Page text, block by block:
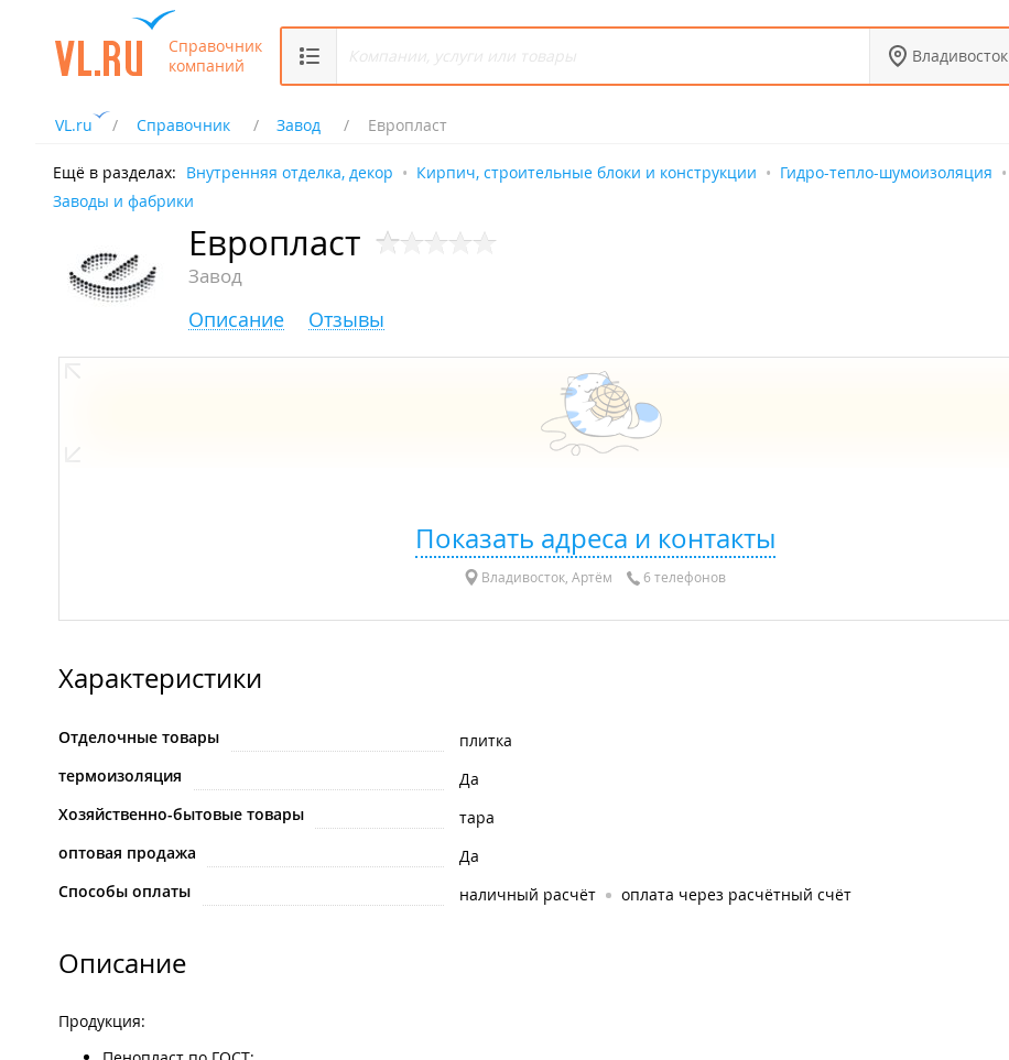
Справочник
компаний
Владивосток
VL.ru Справочник Завод Европласт
Ещё в разделах: Внутренняя отделка, декор Кирпич, строительные блоки и конструкции
Гидро-тепло-шумоизоляция
Заводы и фабрики
Европласт
Завод
Описание Отзывы
Показать адреса и контакты
Владивосток, Артём 6 телефонов
Характеристики
Отделочные товары
плитка
термоизоляция
Да
Хозяйственно-бытовые товары
тара
оптовая продажа
Да
Способы оплаты
наличный расчёт оплата через расчётный счёт
Описание
Продукция: